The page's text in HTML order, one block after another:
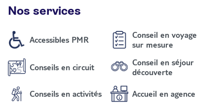
Nos services
Accessibles PMR
Conseil en voyage
sur mesure
Conseils en circuit
Conseil en séjour
découverte
Conseils en activités Accueil en agence